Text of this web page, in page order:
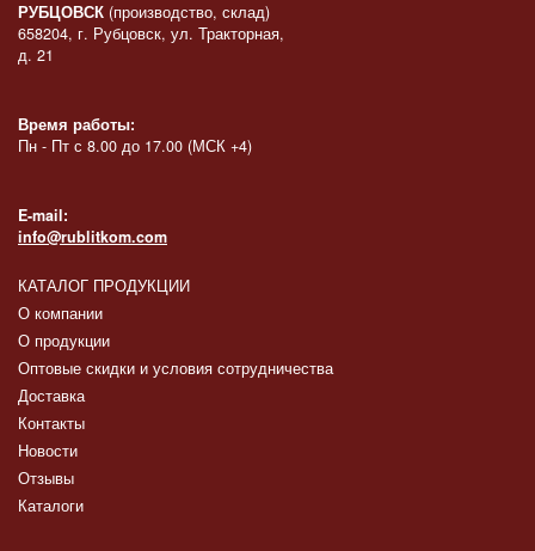
РУБЦОВСК (производство, склад)
658204, г. Рубцовск, ул. Тракторная,
д. 21
Время работы:
Пн - Пт с 8.00 до 17.00 (МСК +4)
E-mail:
info@rublitkom.com
КАТАЛОГ ПРОДУКЦИИ
О компании
О продукции
Оптовые скидки и условия сотрудничества
Доставка
Контакты
Новости
Отзывы
Каталоги